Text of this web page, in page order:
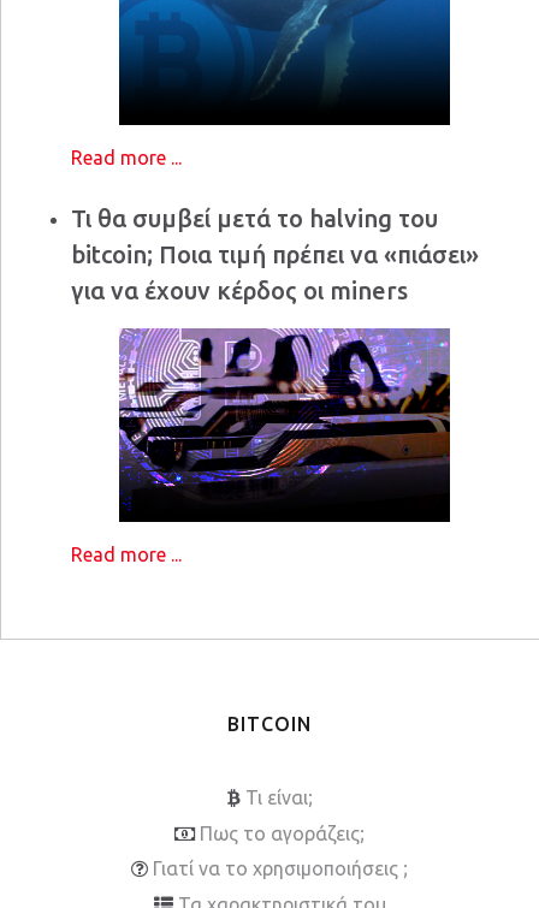
Read more ...
Τι θα συμβεί μετά το halving του
bitcoin; Ποια τιμή πρέπει να «πιάσει»
για να έχουν κέρδος οι miners
Read more ...
BITCOIN
Τι είναι;
Πως το αγοράζεις;
Γιατί να το χρησιμοποιήσεις ;